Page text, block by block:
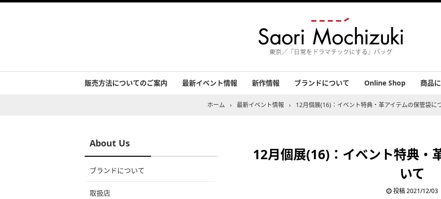
販売方法についてのご案内 最新イベント情報
イベント実績
新作情報 ブランドについて Online Shop 商品
バッグ
小物
アクセ
その他
お客さ
ホーム › 最新イベント情報 › 12月個展(16)：イベント特典・革アイテムの保管袋に
12月個展(16)：イベント特典・
いて
投稿2021/12/03
About Us
ブランドについて
取扱店